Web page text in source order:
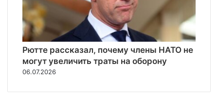
Рютте рассказал, почему члены НАТО не
могут увеличить траты на оборону
06.07.2026